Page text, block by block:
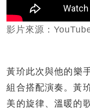
影片來源：
黃玠此次與他的樂
組合搭配演奏。黃
美的旋律、溫暖的